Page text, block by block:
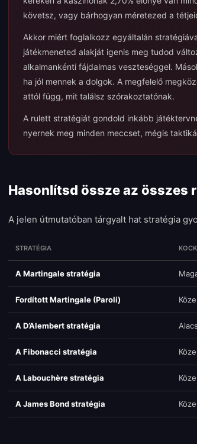
követsz, vagy bárhogyan méretezed a
Akkor miért foglalkozz egyáltalán
játékmeneted alakját igenis meg tudod
alkalmankénti fájdalmas veszteséggel.
ha jól mennek a dolgok. A megfelelő
attól függ, mit találsz szórakoztatónak.
A rulett stratégiát gondold inkább
nyernek meg minden meccset, mégis
Hasonlítsd össze az összes
A jelen útmutatóban tárgyalt hat stratégia
STRATÉGIA
A Martingale stratégia
Fordított Martingale (Paroli)
A D’Alembert stratégia
A Fibonacci stratégia
A Labouchère stratégia
A James Bond stratégia